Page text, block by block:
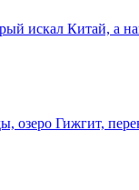
искал Китай, а
озеро Гижгит,